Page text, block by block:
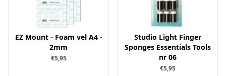
EZ Mount - Foam vel A4 -
2mm
€5,95
Studio Light Finger
Sponges Essentials Tools
nr 06
€5,95